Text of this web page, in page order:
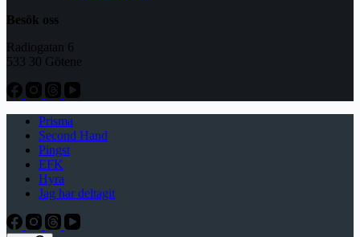
Besök oss
Radiogatan 6
533 30 Götene
Prisma
Second Hand
Pingst
EFK
Hyra
Jag har deltagit